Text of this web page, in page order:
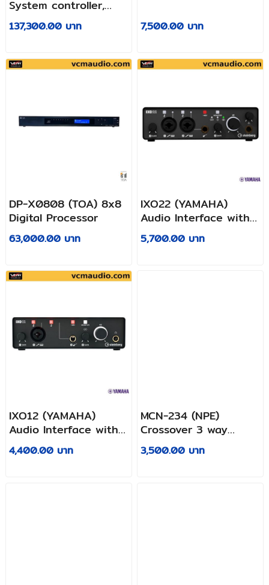
System controller,
small
137,300.00 บาท 7,500.00 บาท
DP-X0808 (TOA) 8x8
Digital Processor
63,000.00 บาท
IXO22 (YAMAHA)
Audio Interface with
2XLR Combo (Pre-mic)
& 1 Hi-Z Instrument
5,700.00 บาท
IXO12 (YAMAHA)
Audio Interface with
1XLR Combo (Pre-mic)
& 1 Hi-Z Instrument
4,400.00 บาท
MCN-234 (NPE)
Crossover 3 way
Stereo 4 way Mono
3,500.00 บาท